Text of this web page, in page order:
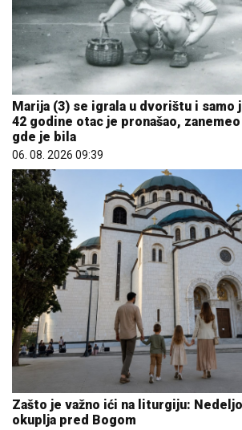
Marija (3) se igrala u dvorištu i samo
42 godine otac je pronašao, zanemeo
gde je bila
06. 08. 2026 09:39
Zašto je važno ići na liturgiju:
okuplja pred Bogom